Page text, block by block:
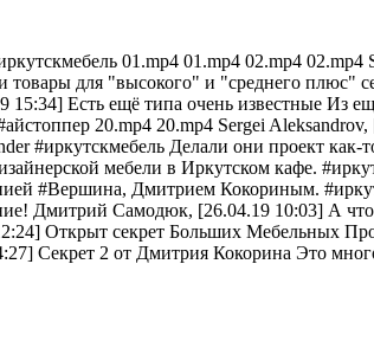
01.mp4 01.mp4 02.mp4
для "высокого" и "среднего плюс"
15:34] Есть ещё типа очень известные Из
20.mp4 20.mp4 Sergei
#иркутскмебель Делали они проект как-
мебели в Иркутском кафе.
#Вершина, Дмитрием Кокориным.
Дмитрий Самодюк, [26.04.19 10:03] А
Открыт секрет Больших Мебельных
Секрет 2 от Дмитрия Кокорина Это